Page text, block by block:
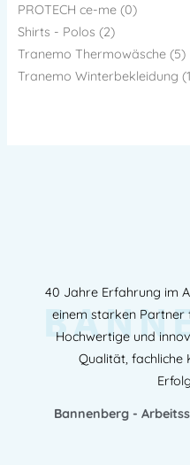
PROTECH ce-me (0)
Shirts - Polos (2)
Tranemo Thermowäsche (5)
Tranemo Winterbekleidung
40 Jahre Erfahrung im
einem starken Partner
Hochwertige und
Qualität, fachliche
Bannenberg -